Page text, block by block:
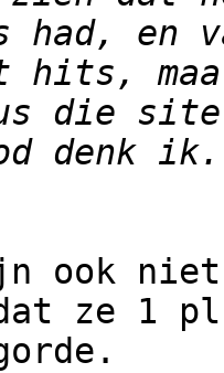
hits,
ook
ze 1